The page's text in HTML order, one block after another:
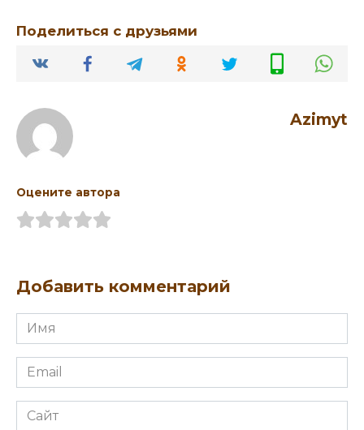
Поделиться с друзьями
Azimyt
Оцените автора
Добавить комментарий
Имя
Email
Сайт